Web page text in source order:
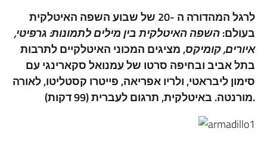
לרגל המהדורה ה -20 של שבוע השפה האיטלקית
בעולם:השפה האיטלקית בין מילים לתמונות: גרפיטי,
איורים, קומיקס, מציגים המכוני האיטלקיים לתרבות
בתל אביב ובחיפה סרטו של עמנואל סקארינגי עם
סימון ליבראטי, ולריו אפריאה, פייטרו קסטליטו, לאורה
מורנטה. באיטלקית, תרגום לעברית (99 דקות).